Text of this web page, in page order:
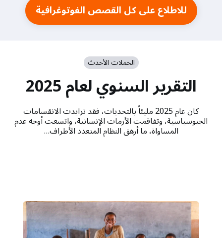
للاطلاع على كل القصص الفوتوغرافية
الحملات الأحدث
التقرير السنوي لعام 2025
كان عام 2025 مليئاً بالتحديات، فقد تزايدت الانقسامات
الجيوسياسية، وتفاقمت الأزمات الإنسانية، واتسعت أوجه عدم
المساواة، ما أرهق النظام المتعدد الأطراف…